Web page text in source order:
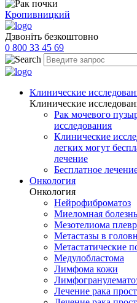
Кропивницкий
Дзвоніть безкоштовно
0 800 33 45 69
Клинические
Клинические
Рак мочевого
исследования
Клинические
легких могут
лечение
Бесплатное
Онкология
Онкология
Нейрофиброматоз
Миеломная болезнь
Мезотелиома
Метастазы в
Метастатические
Медулобластома
Лимфома кожи
Лечение рака